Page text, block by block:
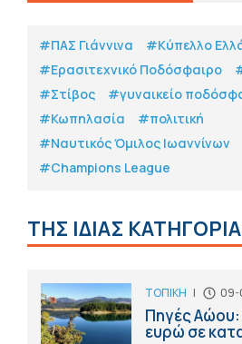
#ΠΑΣ Γιάννινα
#Κύπελλο
#Eρασιτεχνικό Ποδόσφαιρο
#Στίβος
#γυναικείο
#Κωπηλασία
#πολιτική
#Ναυτικός Όμιλος Ιωαννίνων
#Champions League
ΤΗΣ ΙΔΙΑΣ
ΤΟΠΙΚΗ |
Πηγές Αώου:
ευρώ σε